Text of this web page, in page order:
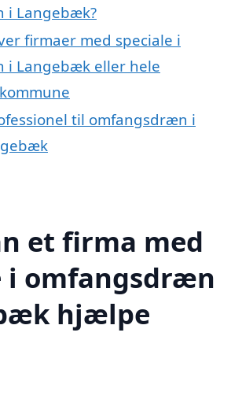
i Langebæk?
firmaer med speciale i
i Langebæk eller hele
til omfangsdræn i
et firma med
i omfangsdræn
hjælpe